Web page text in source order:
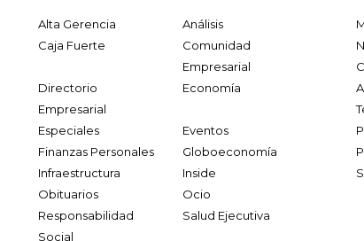
Alta Gerencia
Análisis
Caja Fuerte
Comunidad
Empresarial
Directorio
Empresarial
Economía
Especiales
Eventos
Finanzas Personales
Globoeconomía
Infraestructura
Inside
Obituarios
Ocio
Responsabilidad
Social
Salud Ejecutiva